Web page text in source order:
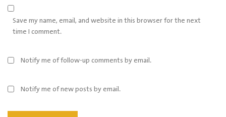
Save my name, email, and website in this browser for the next
time I comment.
Notify me of follow-up comments by email.
Notify me of new posts by email.